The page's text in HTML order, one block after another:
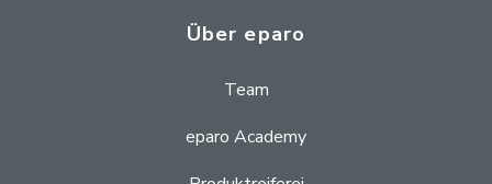
Über eparo
Team
eparo Academy